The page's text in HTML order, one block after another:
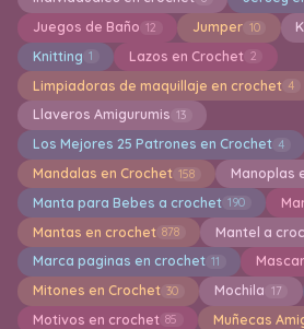
Juegos de Baño 12 Jumper 10
Knitting 1 Lazos en Crochet 2
Limpiadoras de maquillaje en crochet 4
Llaveros Amigurumis 13
Los Mejores 25 Patrones en Crochet 4
Mandalas en Crochet 158 Manoplas
Manta para Bebes a crochet 190
Mantas en crochet 878 Mantel a
Marca paginas en crochet 11
Mitones en Crochet 30 Mochila 17
Motivos en crochet 85 Muñecas